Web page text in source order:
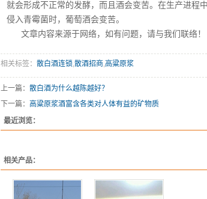
就会形成不正常的发酵，而且酒会变苦。在生产进程
侵入青霉菌时，葡萄酒会变苦。
文章内容来源于网络，如有问题，请与我们联络！
相关标签： 散白酒连锁,散酒招商,高粱原浆
上一篇： 散白酒为什么越陈越好？
下一篇： 高粱原浆酒富含各类对人体有益的矿物质
最近浏览：
相关产品：